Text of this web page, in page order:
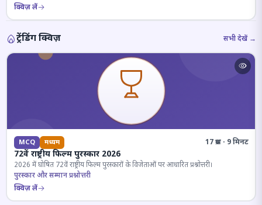
क्विज़ लें
ट्रेंडिंग क्विज़ सभी देखें →
MCQ मध्यम 17 प्रश्न · 9 मिनट
72वें राष्ट्रीय फिल्म पुरस्कार 2026
2026 में घोषित 72वें राष्ट्रीय फिल्म पुरस्कारों के विजेताओं पर आधारित प्रश्नोत्तरी।
पुरस्कार और सम्मान प्रश्नोत्तरी
क्विज़ लें